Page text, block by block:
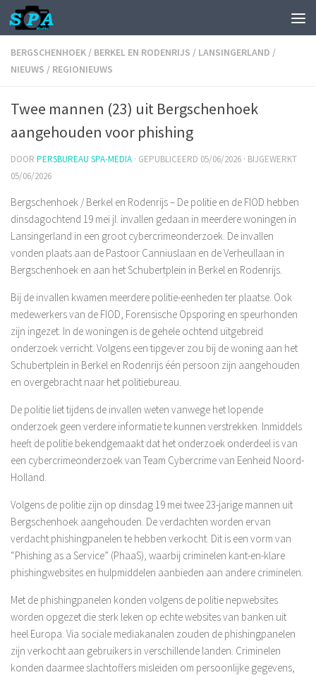
BERGSCHENHOEK / BERKEL EN RODENRIJS / LANSINGERLAND /
NIEUWS / REGIONIEUWS
Twee mannen (23) uit Bergschenhoek
aangehouden voor phishing
DOOR PERSBUREAU SPA-MEDIA · GEPUBLICEERD 05/06/2026 · BIJGEWERKT
05/06/2026
Bergschenhoek / Berkel en Rodenrijs – De politie en de FIOD hebben
dinsdagochtend 19 mei jl. invallen gedaan in meerdere woningen in
Lansingerland in een groot cybercrimeonderzoek. De invallen
vonden plaats aan de Pastoor Canniuslaan en de Verheullaan in
Bergschenhoek en aan het Schubertplein in Berkel en Rodenrijs.
Bij de invallen kwamen meerdere politie-eenheden ter plaatse. Ook
medewerkers van de FIOD, Forensische Opsporing en speurhonden
zijn ingezet. In de woningen is de gehele ochtend uitgebreid
onderzoek verricht. Volgens een tipgever zou bij de woning aan het
Schubertplein in Berkel en Rodenrijs één persoon zijn aangehouden
en overgebracht naar het politiebureau.
De politie liet tijdens de invallen weten vanwege het lopende
onderzoek geen verdere informatie te kunnen verstrekken. Inmiddels
heeft de politie bekendgemaakt dat het onderzoek onderdeel is van
een cybercrimeonderzoek van Team Cybercrime van Eenheid Noord-
Holland.
Volgens de politie zijn op dinsdag 19 mei twee 23-jarige mannen uit
Bergschenhoek aangehouden. De verdachten worden ervan
verdacht phishingpanelen te hebben verkocht. Dit is een vorm van
“Phishing as a Service” (PhaaS), waarbij criminelen kant-en-klare
phishingwebsites en hulpmiddelen aanbieden aan andere criminelen.
Met de phishingpanelen konden volgens de politie nepwebsites
worden opgezet die sterk leken op echte websites van banken uit
heel Europa. Via sociale mediakanalen zouden de phishingpanelen
zijn verkocht aan gebruikers in verschillende landen. Criminelen
konden daarmee slachtoffers misleiden om persoonlijke gegevens,